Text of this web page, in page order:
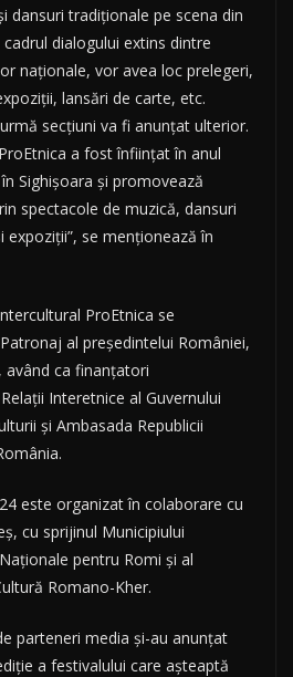
dansuri tradiţionale pe scena din
dialogului extins dintre
naţionale, vor avea loc prelegeri,
lansări de carte, etc.
secţiuni va fi anunţat ulterior.
a fost înfiinţat în anul
Sighişoara şi promovează
spectacole de muzică, dansuri
se menţionează în
ProEtnica se
al preşedintelui României,
având ca finanţatori
Interetnice al Guvernului
şi Ambasada Republicii
este organizat în colaborare cu
cu sprijinul Municipiului
pentru Romi şi al
Romano-Kher.
parteneri media şi-au anunţat
a festivalului care aşteaptă